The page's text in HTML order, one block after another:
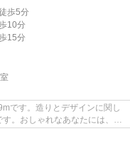
歩5分
10分
15分
です。造りとデザインに関し
。おしゃれなあなたには、外